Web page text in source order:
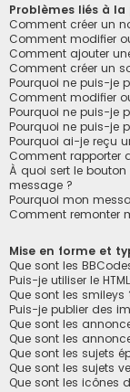
Problèmes liés à
Comment créer un
Comment modifier
Comment ajouter
Comment créer un
Pourquoi ne puis-je
Comment modifier
Pourquoi ne puis-je
Pourquoi ne puis-je
Pourquoi ai-je reçu
Comment rapporter
À quoi sert le
message ?
Pourquoi mon
Comment remonter
Mise en forme et
Que sont les
Puis-je utiliser le
Que sont les smileys
Puis-je publier des
Que sont les
Que sont les
Que sont les sujets
Que sont les sujets
Que sont les icônes